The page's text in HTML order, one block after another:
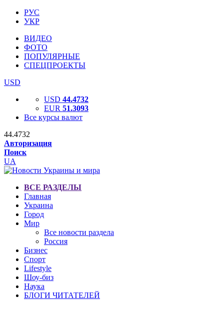
РУС
УКР
ВИДЕО
ФОТО
ПОПУЛЯРНЫЕ
СПЕЦПРОЕКТЫ
USD
USD 44.4732
EUR 51.3093
Все курсы валют
44.4732
Авторизация
Поиск
UA
ВСЕ РАЗДЕЛЫ
Главная
Украина
Город
Мир
Все новости раздела
Россия
Бизнес
Спорт
Lifestyle
Шоу-биз
Наука
БЛОГИ ЧИТАТЕЛЕЙ